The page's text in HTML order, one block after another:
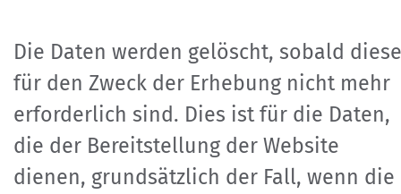
Die Daten werden gelöscht, sobald diese
für den Zweck der Erhebung nicht mehr
erforderlich sind. Dies ist für die Daten,
die der Bereitstellung der Website
dienen, grundsätzlich der Fall, wenn die